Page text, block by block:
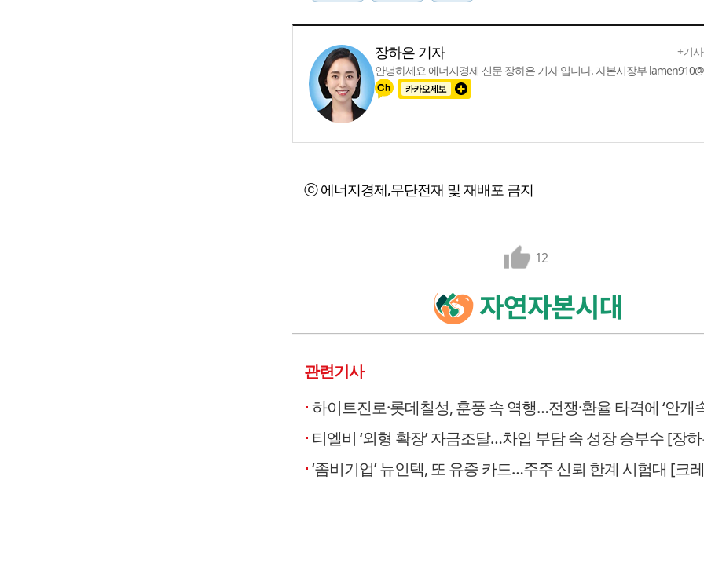
장하은 기자
+기
안녕하세요 에너지경제 신문 장하은 기자 입니다. 자본시장부
ⓒ 에너지경제,무단전재 및 재배포 금지
12
관련기사
하이트진로·롯데칠성, 훈풍 속 역행…전쟁·환율 타격에 ‘안개